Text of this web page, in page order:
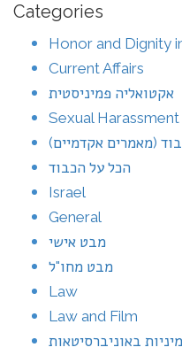
Categories
Honor and Dignity
Current Affairs
אקטואליה פמיניסטית
Sexual Harassment
(מאמרים אקדמיים)
הכל על הכבוד
Israel
General
מבט אישי
מבט מחו"ל
Law
Law and Film
באוניברסיטאות